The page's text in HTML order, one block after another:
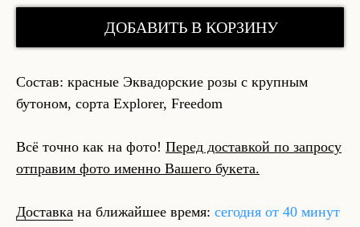
ДОБАВИТЬ В КОРЗИНУ
Состав: красные Эквадорские розы с крупным
бутоном, сорта Explorer, Freedom
Всё точно как на фото! Перед доставкой по запросу
отправим фото именно Вашего букета.
Доставка на ближайшее время: сегодня от 40 минут